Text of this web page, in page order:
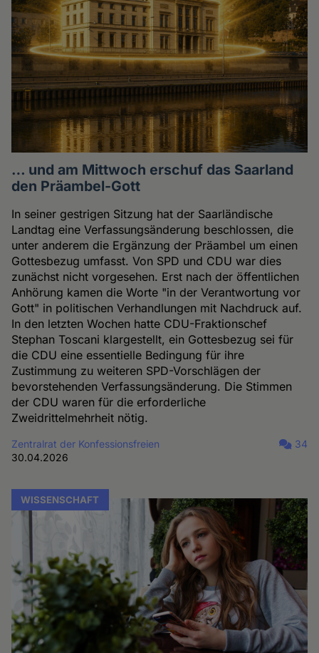
… und am Mittwoch erschuf das Saarland
den Präambel-Gott
In seiner gestrigen Sitzung hat der Saarländische
Landtag eine Verfassungsänderung beschlossen, die
unter anderem die Ergänzung der Präambel um einen
Gottesbezug umfasst. Von SPD und CDU war dies
zunächst nicht vorgesehen. Erst nach der öffentlichen
Anhörung kamen die Worte "in der Verantwortung vor
Gott" in politischen Verhandlungen mit Nachdruck auf.
In den letzten Wochen hatte CDU-Fraktionschef
Stephan Toscani klargestellt, ein Gottesbezug sei für
die CDU eine essentielle Bedingung für ihre
Zustimmung zu weiteren SPD-Vorschlägen der
bevorstehenden Verfassungsänderung. Die Stimmen
der CDU waren für die erforderliche
Zweidrittelmehrheit nötig.
Zentralrat der Konfessionsfreien
30.04.2026
34
WISSENSCHAFT